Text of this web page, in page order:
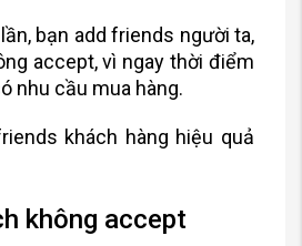
bạn add friends người ta,
accept, vì ngay thời điểm
nhu cầu mua hàng.
không accept